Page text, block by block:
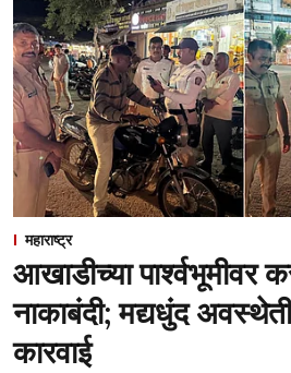
महाराष्ट्र
आखाडीच्या पार्श्वभूमीवर
नाकाबंदी; मद्यधुंद
कारवाई